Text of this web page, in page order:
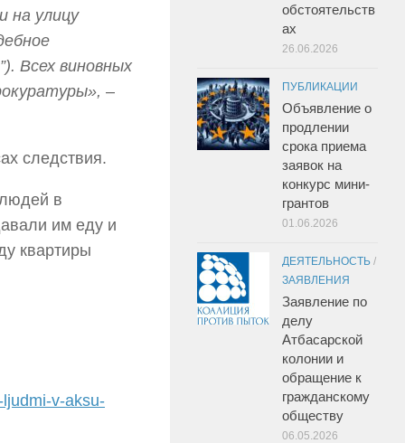
на улицу
Всех виновных
–
следствия.
в
им еду и
квартиры
v-aksu-
обстоятельств
ах
26.06.2026
ПУБЛИКАЦИИ
Объявление о
продлении
срока приема
заявок на
конкурс мини-
грантов
01.06.2026
ДЕЯТЕЛЬНОСТЬ /
ЗАЯВЛЕНИЯ
Заявление по
делу
Атбасарской
колонии и
обращение к
гражданскому
обществу
06.05.2026